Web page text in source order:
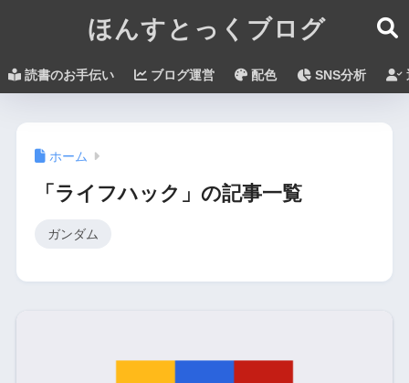
ほんすとっくブログ
読書のお手伝い ブログ運営 配色 SNS分析
ホーム
「ライフハック」の記事一覧
ガンダム